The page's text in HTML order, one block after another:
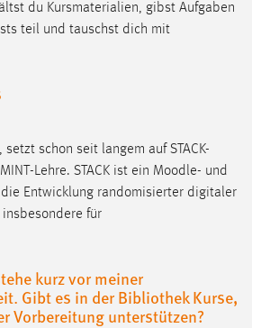
du Kursmaterialien, gibst Aufgaben
teil und tauschst dich mit
schon seit langem auf STACK-
Lehre. STACK ist ein Moodle- und
die Entwicklung randomisierter digitaler
für
kurz vor meiner
Gibt es in der Bibliothek Kurse,
Vorbereitung unterstützen?
unsere Website nutzen.
_pk_id, _pk_ses